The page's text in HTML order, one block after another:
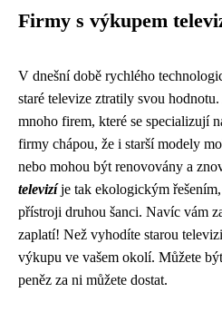
Firmy s výkupem
V dnešní době rychlého
staré televize ztratily svou
mnoho firem, které se specializují
firmy chápou, že i starší modely
nebo mohou být renovovány a
televizíje tak ekologickým řešením,
přístroji druhou šanci. Navíc vám
zaplatí! Než vyhodíte starou
výkupu ve vašem okolí. Můžete
peněz za ni můžete dostat.